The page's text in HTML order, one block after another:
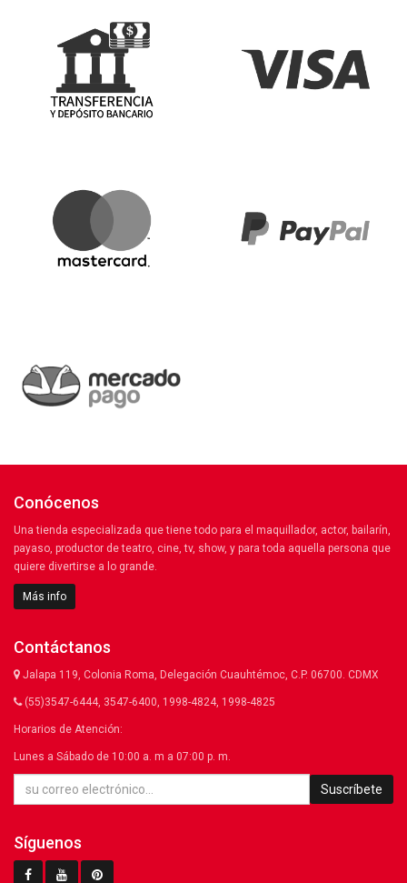
Conócenos
Una tienda especializada que tiene todo para el maquillador, actor, bailarín,
payaso, productor de teatro, cine, tv, show, y para toda aquella persona que
quiere divertirse a lo grande.
Más info
Contáctanos
Jalapa 119, Colonia Roma, Delegación Cuauhtémoc, C.P. 06700. CDMX
(55)3547-6444, 3547-6400, 1998-4824, 1998-4825
Horarios de Atención:
Lunes a Sábado de 10:00 a. m a 07:00 p. m.
Suscríbete
Síguenos